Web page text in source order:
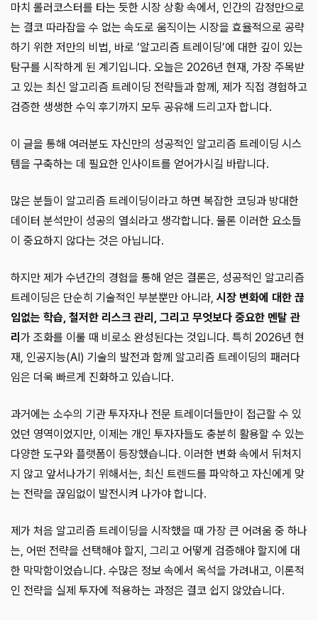
마치 롤러코스터를 타는 듯한 시장 상황 속에서, 인간의 감정만으로
는 결코 따라잡을 수 없는 속도로 움직이는 시장을 효율적으로 공략
하기 위한 저만의 비법, 바로 ‘알고리즘 트레이딩’에 대한 깊이 있는
탐구를 시작하게 된 계기입니다. 오늘은 2026년 현재, 가장 주목받
고 있는 최신 알고리즘 트레이딩 전략들과 함께, 제가 직접 경험하고
검증한 생생한 수익 후기까지 모두 공유해 드리고자 합니다.
이 글을 통해 여러분도 자신만의 성공적인 알고리즘 트레이딩 시스
템을 구축하는 데 필요한 인사이트를 얻어가시길 바랍니다.
많은 분들이 알고리즘 트레이딩이라고 하면 복잡한 코딩과 방대한
데이터 분석만이 성공의 열쇠라고 생각합니다. 물론 이러한 요소들
이 중요하지 않다는 것은 아닙니다.
하지만 제가 수년간의 경험을 통해 얻은 결론은, 성공적인 알고리즘
트레이딩은 단순히 기술적인 부분뿐만 아니라, 시장 변화에 대한 끊
임없는 학습, 철저한 리스크 관리, 그리고 무엇보다 중요한 멘탈 관
리 가 조화를 이룰 때 비로소 완성된다는 것입니다. 특히 2026년 현
재, 인공지능(AI) 기술의 발전과 함께 알고리즘 트레이딩의 패러다
임은 더욱 빠르게 진화하고 있습니다.
과거에는 소수의 기관 투자자나 전문 트레이더들만이 접근할 수 있
었던 영역이었지만, 이제는 개인 투자자들도 충분히 활용할 수 있는
다양한 도구와 플랫폼이 등장했습니다. 이러한 변화 속에서 뒤처지
지 않고 앞서나가기 위해서는, 최신 트렌드를 파악하고 자신에게 맞
는 전략을 끊임없이 발전시켜 나가야 합니다.
제가 처음 알고리즘 트레이딩을 시작했을 때 가장 큰 어려움 중 하나
는, 어떤 전략을 선택해야 할지, 그리고 어떻게 검증해야 할지에 대
한 막막함이었습니다. 수많은 정보 속에서 옥석을 가려내고, 이론적
인 전략을 실제 투자에 적용하는 과정은 결코 쉽지 않았습니다.